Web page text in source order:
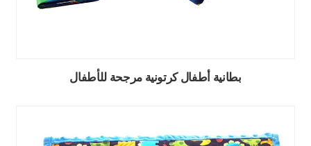
بطانية أطفال كرتونية مرجحة للأطفال